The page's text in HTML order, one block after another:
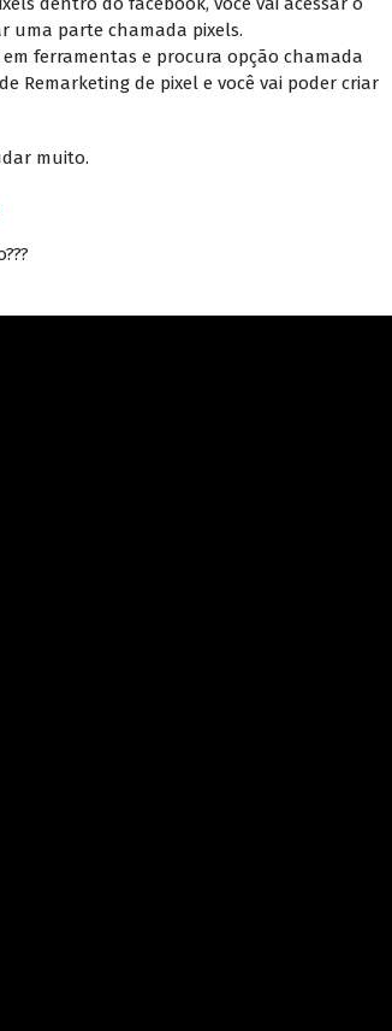
uma parte chamada pixels.
em ferramentas e procura opção chamada
Remarketing de pixel e você vai poder criar
muito.